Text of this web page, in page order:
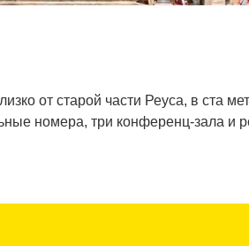
от старой части Реуса, в ста
номера, три конференц-зала и